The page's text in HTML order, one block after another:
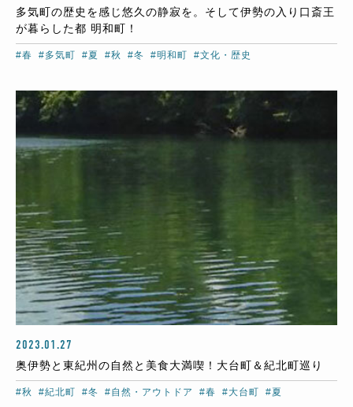
多気町の歴史を感じ悠久の静寂を。そして伊勢の入り口斎王
が暮らした都 明和町！
#春 #多気町 #夏 #秋 #冬 #明和町 #文化・歴史
2023.01.27
奥伊勢と東紀州の自然と美食大満喫！大台町＆紀北町巡り
#秋 #紀北町 #冬 #自然・アウトドア #春 #大台町 #夏